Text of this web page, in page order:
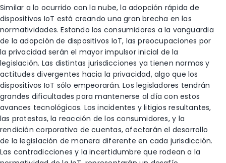
Similar a lo ocurrido con la nube, la adopción rápida de
dispositivos IoT está creando una gran brecha en las
normatividades. Estando los consumidores a la vanguardia
de la adopción de dispositivos IoT, las preocupaciones por
la privacidad serán el mayor impulsor inicial de la
legislación. Las distintas jurisdicciones ya tienen normas y
actitudes divergentes hacia la privacidad, algo que los
dispositivos IoT sólo empeorarán. Los legisladores tendrán
grandes dificultades para mantenerse al día con estos
avances tecnológicos. Los incidentes y litigios resultantes,
las protestas, la reacción de los consumidores, y la
rendición corporativa de cuentas, afectarán el desarrollo
de la legislación de manera diferente en cada jurisdicción.
Las contradicciones y la incertidumbre que rodean a la